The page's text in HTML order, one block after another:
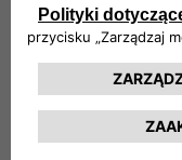
Fiat Pandina
Panda i
roku w zakładzie